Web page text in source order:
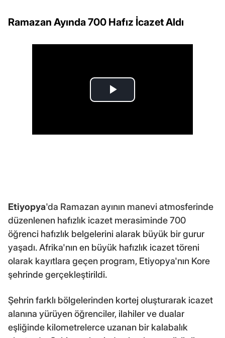
Ramazan Ayında 700 Hafız İcazet Aldı
Etiyopya'da Ramazan ayının manevi atmosferinde
düzenlenen hafızlık icazet merasiminde 700
öğrenci hafızlık belgelerini alarak büyük bir gurur
yaşadı. Afrika'nın en büyük hafızlık icazet töreni
olarak kayıtlara geçen program, Etiyopya'nın Kore
şehrinde gerçekleştirildi.
Şehrin farklı bölgelerinden kortej oluşturarak icazet
alanına yürüyen öğrenciler, ilahiler ve dualar
eşliğinde kilometrelerce uzanan bir kalabalık